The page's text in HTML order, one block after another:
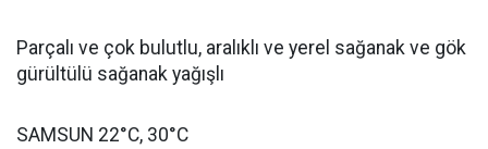
Parçalı ve çok bulutlu, aralıklı ve yerel sağanak ve gök
gürültülü sağanak yağışlı
SAMSUN 22°C, 30°C